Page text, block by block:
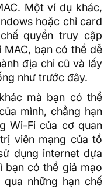
Một ví dụ khác,
hoặc chỉ card
quyền truy cập
bạn có thể dễ
địa chỉ cũ và lấy
như trước đây.
mà bạn có thể
mình, chẳng hạn
Wi-Fi của cơ quan
viên mạng của tổ
dụng internet dựa
bạn có thể giả mạo
những hạn chế